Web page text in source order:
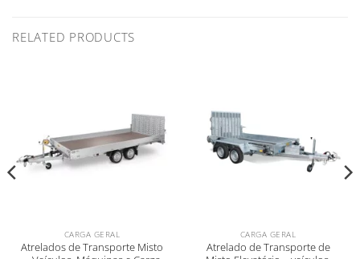
RELATED PRODUCTS
CARGA GERAL
Atrelados de Transporte Misto
CARGA GERAL
Atrelado de Transporte de